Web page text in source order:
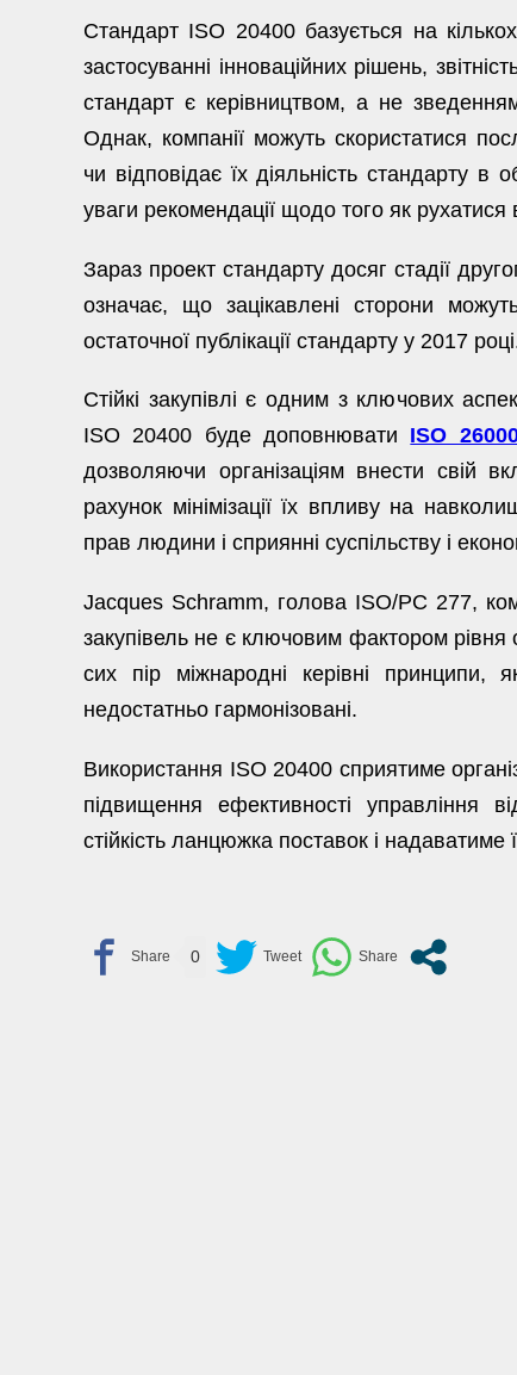
Стандарт ISO 20400 базується на кількох
застосуванні інноваційних рішень,
стандарт є керівництвом, а не
Однак, компанії можуть скористатися
чи відповідає їх діяльність стандарту в
уваги рекомендації щодо того як рухатися
Зараз проект стандарту досяг стадії
означає, що зацікавлені сторони
остаточної публікації стандарту у 2017
Стійкі закупівлі є одним з ключових
ISO 20400 буде доповнювати ISO
дозволяючи організаціям внести свій
рахунок мінімізації їх впливу на
прав людини і сприянні суспільству і
Jacques Schramm, голова ISO/PC 277,
закупівель не є ключовим фактором рівня
сих пір міжнародні керівні принципи,
недостатньо гармонізовані.
Використання ISO 20400 сприятиме
підвищення ефективності управління
стійкість ланцюжка поставок і надаватиме
0